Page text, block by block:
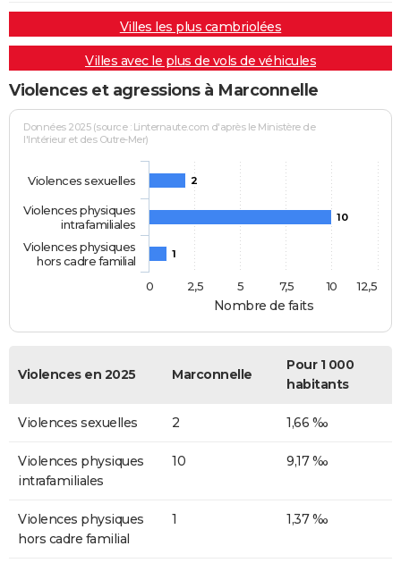
Villes les plus cambriolées
Villes avec le plus de vols de véhicules
Violences et agressions à Marconnelle
Nombre de faits
Données 2025 (source : Linternaute.com d'après le Ministère de
l'Intérieur et des Outre-Mer)
2
10
1
Violences sexuelles
Violences physiques
intrafamiliales
Violences physiques
hors cadre familial
0
10
2,5 5 7,5 12,5
Violences en 2025 Marconnelle
Pour 1 000
habitants
Violences sexuelles 2 1,66 ‰
Violences physiques
intrafamiliales
10 9,17 ‰
Violences physiques
hors cadre familial
1 1,37 ‰